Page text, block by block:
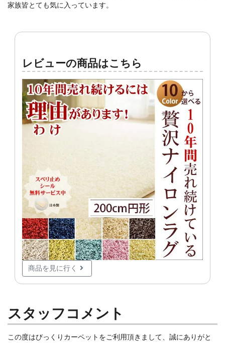
家族皆とても気に入っています。
レビューの商品はこちら
商品を見に行く
スタッフコメント
この度はびっくりカーペットをご利用頂きまして、誠にありがと